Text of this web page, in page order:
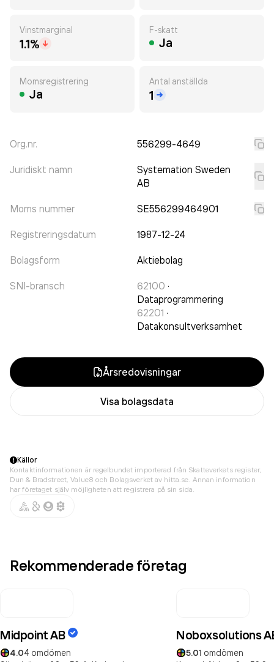
Vinstmarginal
1.1%
F-skatt
Ja
Momsregistrering
Ja
Antal anställda
1
Org.nr. 556299-4649
Juridiskt namn
Systemation Sweden
AB
Moms nummer SE556299464901
Registreringsdatum 1987-12-24
Bolagsform Aktiebolag
SNI-bransch 62100 ·
Dataprogrammering
62201 ·
Datakonsultverksamhet
Årsredovisningar
Visa bolagsdata
Källor
Kontaktinformationen är regelbundet importerad från Skatteverkets register,
Dun & Bradstreet, Value8 och Bolagsverket av hitta.se. Annan information
har företaget själv möjligheten att registrera på sin sida.
Rekommenderade företag
Midpoint AB
4.04 omdömen
Noboxsolutions
5.01 omdömen